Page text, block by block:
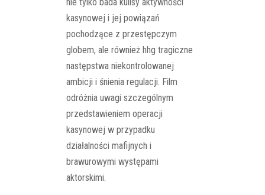
kasynowej i jej powiązań
pochodzące z przestępczym
globem, ale również hhg tragiczne
następstwa niekontrolowanej
ambicji i śnienia regulacji. Film
odróżnia uwagi szczególnym
przedstawieniem operacji
kasynowej w przypadku
działalności mafijnych i
brawurowymi występami
aktorskimi.